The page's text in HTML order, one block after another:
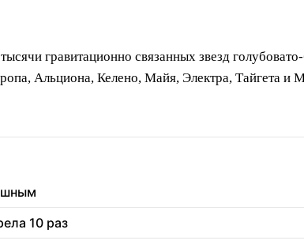
гравитационно связанных звезд
Альциона, Келено, Майя, Электра, Тайгета и
10 раз